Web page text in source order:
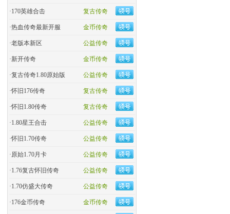
复古传奇
·170英雄合击
金币传奇
·热血传奇最新开服
公益传奇
·老版本新区
金币传奇
·新开传奇
公益传奇
·复古传奇1.80原始版
复古传奇
·怀旧176传奇
复古传奇
·怀旧1.80传奇
公益传奇
·1.80星王合击
公益传奇
·怀旧1.70传奇
公益传奇
·原始1.70月卡
公益传奇
·1.76复古怀旧传奇
公益传奇
·1.70仿盛大传奇
金币传奇
·176金币传奇